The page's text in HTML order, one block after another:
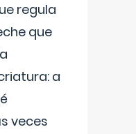
regula
que
a
veces